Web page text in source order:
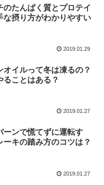
のたんぱく質とプロテイ
な摂り方がわかりやすい
2019.01.29
オイルって冬は凍るの？
ることはある？
2019.01.27
ーンで慌てずに運転す
ーキの踏み方のコツは？
2019.01.27